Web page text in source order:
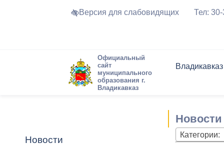
Версия для слабовидящих Тел:
Официальный
сайт
муниципального
образования г.
Владикавказ
Владикавказ
Устав города
Города-
Торги и
Обратная
Комиссии
Новостная
Актуально
Новости
Новости
Категории: